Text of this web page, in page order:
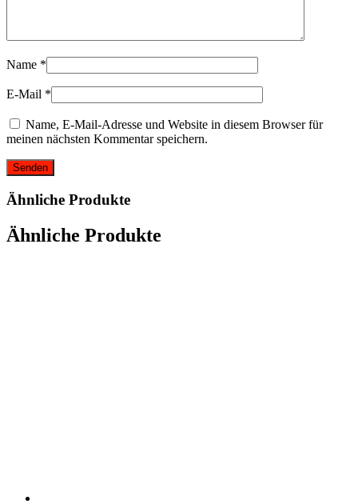
Name *
E-Mail *
Name, E-Mail-Adresse und Website in diesem Browser für
meinen nächsten Kommentar speichern.
Ähnliche Produkte
Ähnliche Produkte